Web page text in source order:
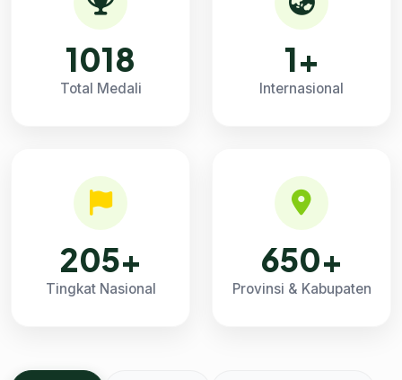
1018
Total Medali
1+
Internasional
205+
Tingkat Nasional
650+
Provinsi & Kabupaten